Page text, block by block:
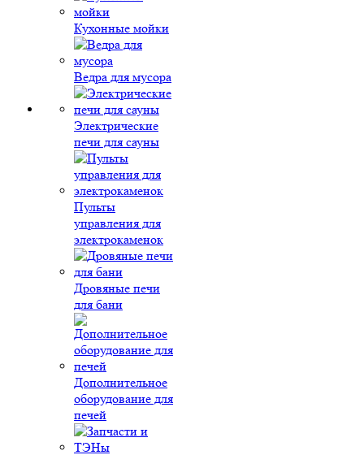
Кухонные мойки
Ведра для мусора
Электрические
печи для сауны
Пульты
управления для
электрокаменок
Дровяные печи
для бани
Дополнительное
оборудование для
печей